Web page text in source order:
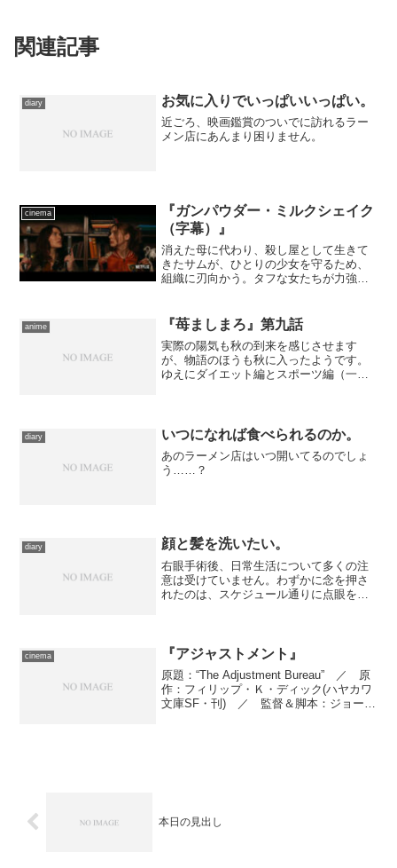
関連記事
diary お気に入りでいっぱいいっぱい。
近ごろ、映画鑑賞のついでに訪れるラー
メン店にあんまり困りません。
cinema
『ガンパウダー・ミルクシェイク
（字幕）』
消えた母に代わり、殺し屋として生きて
きたサムが、ひとりの少女を守るため、
組織に刃向かう。タフな女たちが力強く
anime 『苺ましまろ』第九話
実際の陽気も秋の到来を感じさせます
が、物語のほうも秋に入ったようです。
ゆえにダイエット編とスポーツ編（一
復讐される一幕もありますが、...
diary いつになれば食べられるのか。
あのラーメン店はいつ開いてるのでしょ
う……？
diary 顔と髪を洗いたい。
右眼手術後、日常生活について多くの注
意は受けていません。わずかに念を押さ
れたのは、スケジュール通りに点眼を続
やすい体質なので、起きた...
cinema 『アジャストメント』
原題：“The Adjustment Bureau” ／ 原
作：フィリップ・Ｋ・ディック(ハヤカワ
文庫SF・刊) ／ 監督＆脚本：ジョー
本日の見出し